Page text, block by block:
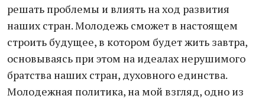
решать проблемы и влиять на ход развития
наших стран. Молодежь сможет в настоящем
строить будущее, в котором будет жить завтра,
основываясь при этом на идеалах нерушимого
братства наших стран, духовного единства.
Молодежная политика, на мой взгляд, одно из